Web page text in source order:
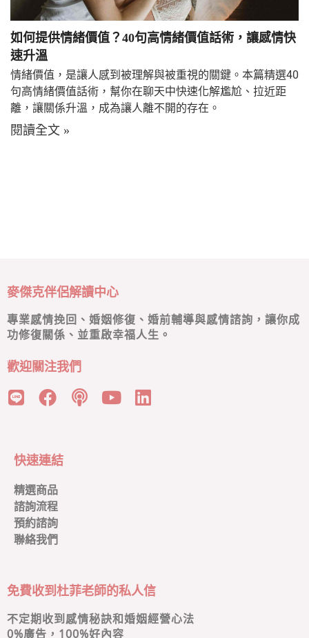
如何提供情緒價值？40句高情緒價值話術，讓感情快
速升溫
情緒價值，是讓人感到被理解與被重視的關鍵。本篇精選40
句高情緒價值話術，幫你在聊天中快速化解尷尬、拉近距
離，讓關係升溫，成為讓人離不開的存在。
閱讀全文 »
麥傑克伴侶解讀中心
專業感情挽回、婚姻修復、婚前輔導與感情諮詢，讓你成
功修復關係、並重啟幸福人生。
歡迎關注我們
快速連結
精選商品
諮詢流程
預約諮詢
聯絡我們
免費收到杜菲老師的私人信
不定期收到感情秘訣和婚姻經營心法
0%廣告，100%好內容